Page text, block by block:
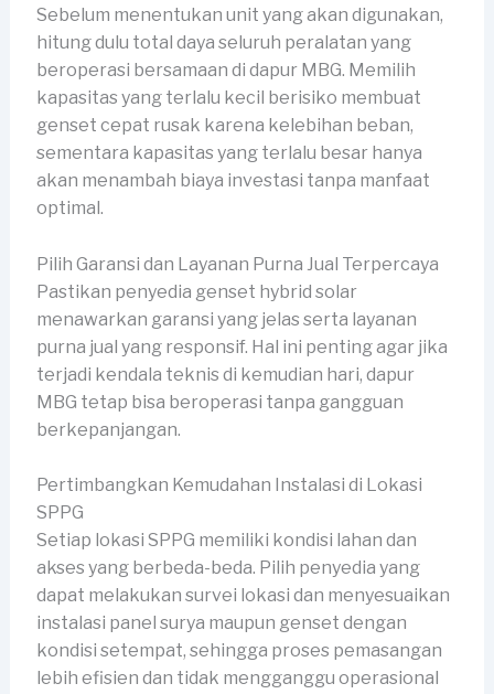
Sebelum menentukan unit yang akan digunakan,
hitung dulu total daya seluruh peralatan yang
beroperasi bersamaan di dapur MBG. Memilih
kapasitas yang terlalu kecil berisiko membuat
genset cepat rusak karena kelebihan beban,
sementara kapasitas yang terlalu besar hanya
akan menambah biaya investasi tanpa manfaat
optimal.
Pilih Garansi dan Layanan Purna Jual Terpercaya
Pastikan penyedia genset hybrid solar
menawarkan garansi yang jelas serta layanan
purna jual yang responsif. Hal ini penting agar jika
terjadi kendala teknis di kemudian hari, dapur
MBG tetap bisa beroperasi tanpa gangguan
berkepanjangan.
Pertimbangkan Kemudahan Instalasi di Lokasi
SPPG
Setiap lokasi SPPG memiliki kondisi lahan dan
akses yang berbeda-beda. Pilih penyedia yang
dapat melakukan survei lokasi dan menyesuaikan
instalasi panel surya maupun genset dengan
kondisi setempat, sehingga proses pemasangan
lebih efisien dan tidak mengganggu operasional